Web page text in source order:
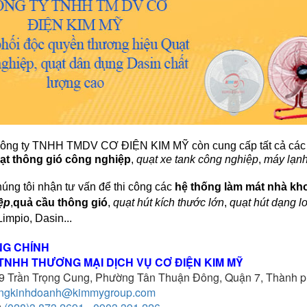
ty TNHH TMDV CƠ ĐIỆN KIM MỸ còn cung cấp tất cả
thông gió công nghiệp, quạt xe tank công nghiệp, máy
tôi nhận tư vấn để thi công các hệ thống làm mát nhà
,quả cầu thông gió, quạt hút kích thước lớn, quạt hút dạng
Dasin...
CHÍNH
THƯƠNG MẠI DỊCH VỤ CƠ ĐIỆN KIM MỸ
Trần Trọng Cung, Phường Tân Thuận Đông, Quận 7, Thành